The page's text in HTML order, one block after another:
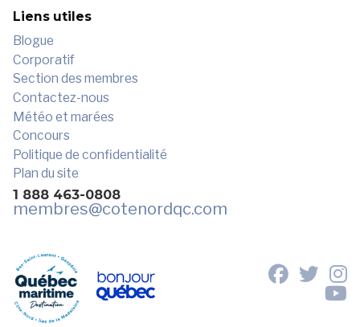
Liens utiles
Blogue
Corporatif
Section des membres
Contactez-nous
Météo et marées
Concours
Politique de confidentialité
Plan du site
1 888 463-0808
membres@cotenordqc.com